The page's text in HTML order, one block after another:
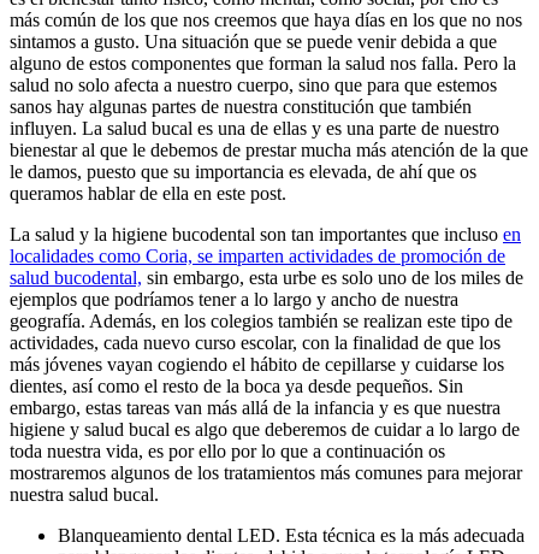
más común de los que nos creemos que haya días en los que no nos
sintamos a gusto. Una situación que se puede venir debida a que
alguno de estos componentes que forman la salud nos falla. Pero la
salud no solo afecta a nuestro cuerpo, sino que para que estemos
sanos hay algunas partes de nuestra constitución que también
influyen. La salud bucal es una de ellas y es una parte de nuestro
bienestar al que le debemos de prestar mucha más atención de la que
le damos, puesto que su importancia es elevada, de ahí que os
queramos hablar de ella en este post.
La salud y la higiene bucodental son tan importantes que incluso en
localidades como Coria, se imparten actividades de promoción de
salud bucodental, sin embargo, esta urbe es solo uno de los miles de
ejemplos que podríamos tener a lo largo y ancho de nuestra
geografía. Además, en los colegios también se realizan este tipo de
actividades, cada nuevo curso escolar, con la finalidad de que los
más jóvenes vayan cogiendo el hábito de cepillarse y cuidarse los
dientes, así como el resto de la boca ya desde pequeños. Sin
embargo, estas tareas van más allá de la infancia y es que nuestra
higiene y salud bucal es algo que deberemos de cuidar a lo largo de
toda nuestra vida, es por ello por lo que a continuación os
mostraremos algunos de los tratamientos más comunes para mejorar
nuestra salud bucal.
Blanqueamiento dental LED. Esta técnica es la más adecuada